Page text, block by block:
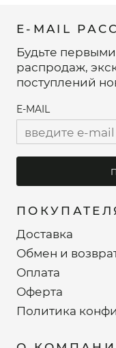
Доставка
Обмен и
Оплата
Оферта
Политика
E-MAIL
Будьте
распродаж,
поступлений
E-MAIL